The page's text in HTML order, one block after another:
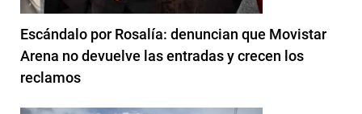
Escándalo por Rosalía: denuncian que Movistar
Arena no devuelve las entradas y crecen los
reclamos